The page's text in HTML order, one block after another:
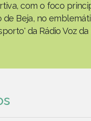
com o foco
de Beja, no
da Rádio Voz da